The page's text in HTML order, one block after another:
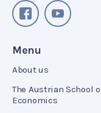
Menu
About us
The Austrian School
Economics